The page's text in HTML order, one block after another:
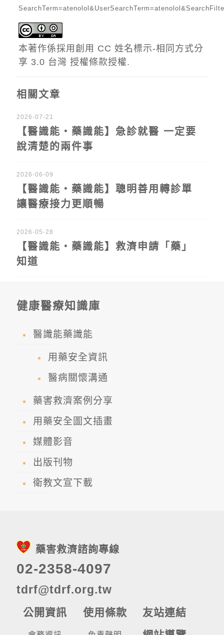
本著作係採用 創用 CC 姓名標示-相同方式分
享 3.0 台灣 授權條款授權.
相關文章
2026-07-21
【醫識能‧藥識能】急診就醫 一定要
說清楚的兩件事
2026-06-09
【醫識能‧藥識能】聰明善用轉診單
讓醫療接力更順暢
2026-05-28
【醫識能‧藥識能】救濟申請「藥」
知道
健康醫療知識庫
醫識能藥識能
用藥安全資訊
醫病關懷溝通
藥害救濟案例分享
用藥安全圖文插畫
媒體影音
出版刊物
衛教文宣下載
藥害救濟諮詢專線
02-2358-4097
tdrf@tdrf.org.tw
公開資訊 使用條款
友站連結